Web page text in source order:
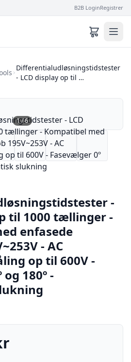
B2B LoginRegistrer
Differentialudløsningstidstester
- LCD display op til …
1/6
-
til 1000 tællinger -
enfasede
- AC
op til 600V -
180º -